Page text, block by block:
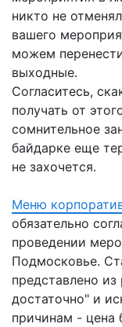
никто не
вашего
можем
выходные.
Согласитесь,
получать от
сомнительное
байдарке еще
не захочется.
Меню
обязательно
проведении
Подмосковье.
представлено
достаточно" и
причинам - цена